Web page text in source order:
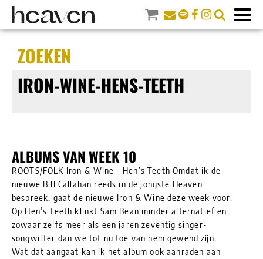
ZOEKEN
IRON-WINE-HENS-TEETH
ALBUMS VAN WEEK 10
ROOTS/FOLK Iron & Wine - Hen’s Teeth Omdat ik de
nieuwe Bill Callahan reeds in de jongste Heaven
bespreek, gaat de nieuwe Iron & Wine deze week voor.
Op Hen’s Teeth klinkt Sam Bean minder alternatief en
zowaar zelfs meer als een jaren zeventig singer-
songwriter dan we tot nu toe van hem gewend zijn.
Wat dat aangaat kan ik het album ook aanraden aan